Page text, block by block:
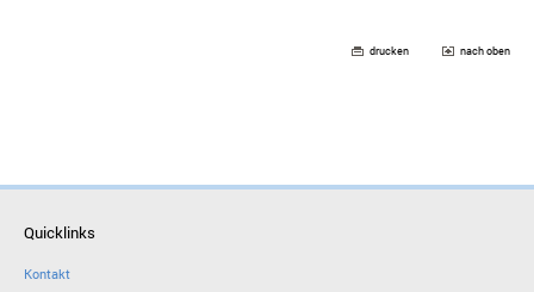
drucken nach oben
Quicklinks
Kontakt